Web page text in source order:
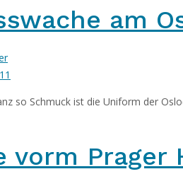
am
so Schmuck ist die Uniform der
vorm Prager